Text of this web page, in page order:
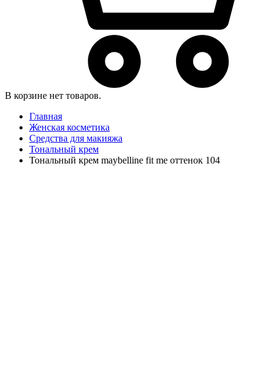
В корзине нет товаров.
Главная
Женская косметика
Средства для макияжа
Тональный крем
Тональный крем maybelline fit me оттенок 104